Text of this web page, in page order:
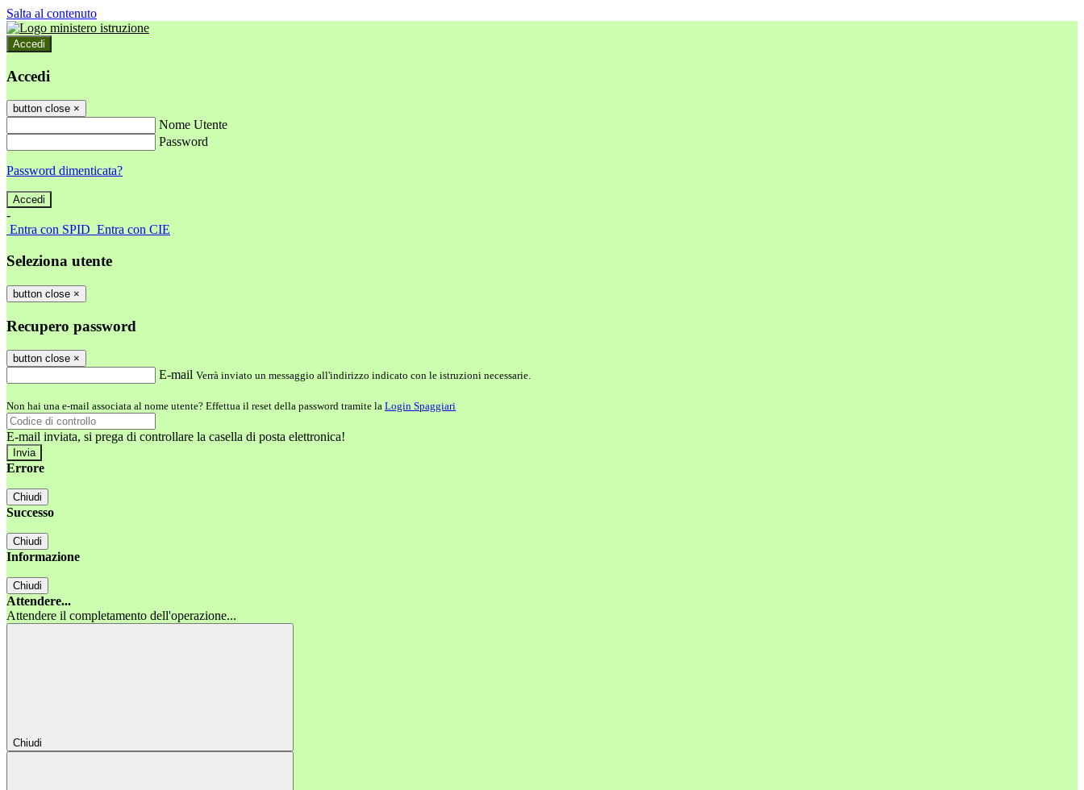
Salta al contenuto
Accedi
Accedi
button close ×
Nome Utente
Password
Password dimenticata?
-
Entra con SPID Entra con CIE
Seleziona utente
button close ×
Recupero password
button close ×
E-mail Verrà inviato un messaggio all'indirizzo indicato con le istruzioni necessarie.
Non hai una e-mail associata al nome utente? Effettua il reset della password tramite la Login Spaggiari
E-mail inviata, si prega di controllare la casella di posta elettronica!
Errore
Chiudi
Successo
Chiudi
Informazione
Chiudi
Attendere...
Attendere il completamento dell'operazione...
Chiudi